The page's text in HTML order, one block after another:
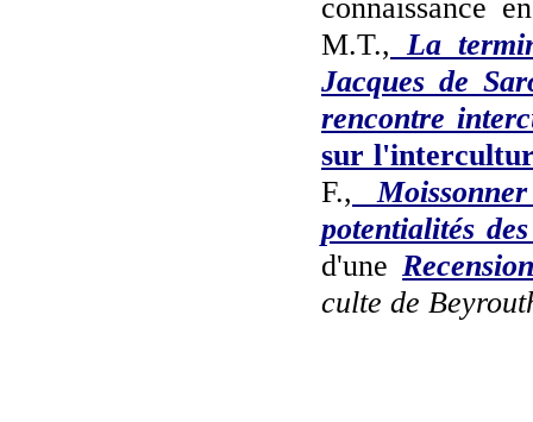
connaissance
M.T., La
Jacques de
rencontre
sur
F.,
potentialités
d'une
culte de